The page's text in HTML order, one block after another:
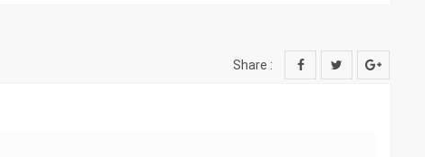
Share :